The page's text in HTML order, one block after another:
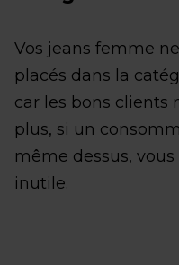
Vos jeans femme
placés dans la
car les bons clients
plus, si un
même dessus,
inutile.